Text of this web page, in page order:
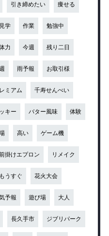
引き締めたい 痩せる
学 作業 勉強中
力 今週 残り二日
雨予報 お取引様
ミアム 千寿せんべい
キー バター風味 体験
高い ゲーム機
掛けエプロン リメイク
もうすぐ 花火大会
予報 遊び場 大人
長久手市 ジブリパーク